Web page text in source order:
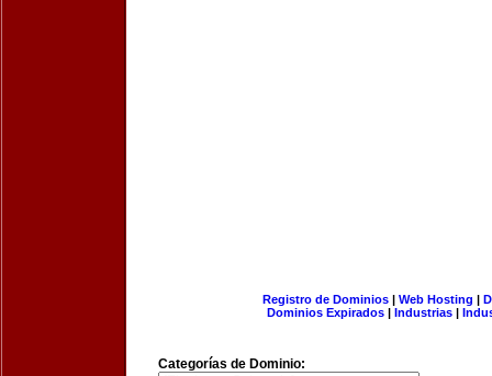
Registro de Dominios| Web Hosting |
Dominios Expirados | Industrias |
Categorías de Dominio: